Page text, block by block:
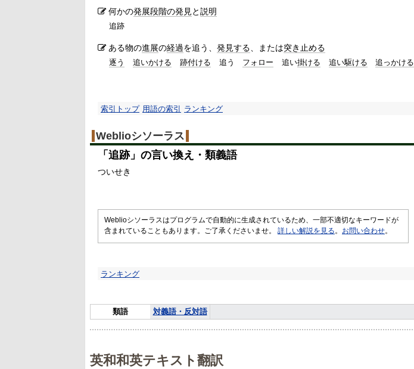
何かの発展段階の発見と説明
追跡
ある物の進展の経過を追う、 発見する 、または突き止める
逐う 追いかける 跡付ける 追う フォロー 追い掛ける 追い駆ける 追っかける
索引トップ 用語の索引 ランキング
Weblioシソーラス
「 追跡」の言い換え・類義語
ついせき
Weblioシソーラスはプログラムで自動的に生成されているため、一部不適切なキーワードが
含まれていることもあります。ご了承くださいませ。 詳しい解説を見る 。 お問い合わせ。
ランキング
類語 対義語・反対語
英和和英テキスト翻訳